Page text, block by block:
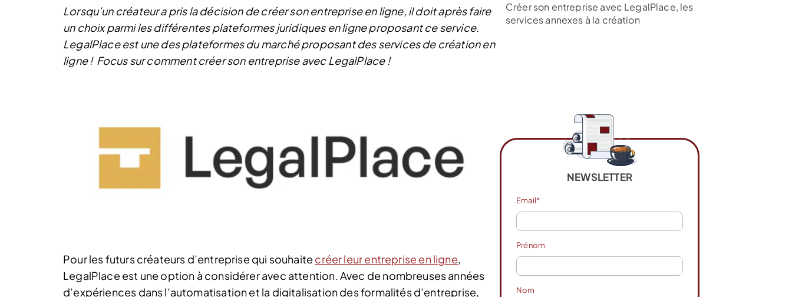
Lorsqu’un créateur a pris la décision de créer son entreprise en ligne, il doit après faire
un choix parmi les différentes plateformes juridiques en ligne proposant ce service.
LegalPlace est une des plateformes du marché proposant des services de création en
ligne ! Focus sur comment créer son entreprise avec LegalPlace !
Pour les futurs créateurs d’entreprise qui souhaite créer leur entreprise en ligne,
LegalPlace est une option à considérer avec attention. Avec de nombreuses années
d’expériences dans l’automatisation et la digitalisation des formalités d’entreprise,
Créer son entreprise avec LegalPlace, les
services annexes à la création
NEWSLETTER
Email*
Prénom
Nom